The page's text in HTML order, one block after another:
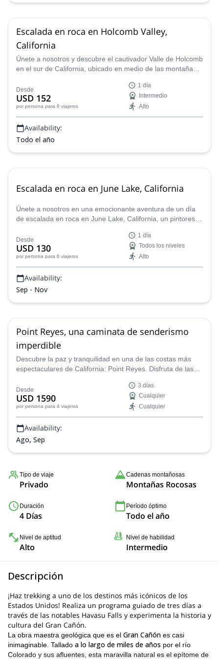
Escalada en roca en Holcomb Valley,
California
Únete a nosotros y descubre el cautivador Valle de Holcomb
en el sur de California, ubicado en medio de las montañas
niveles, esta montaña ofrece una variedad de paisajes de
escalada, que abarca desde placas sencillas hasta
voladizos exigentes.
Desde
USD 152
por persona para 6 viajeros
1 día
Intermedio
Alto
Availability:
Todo el año
Escalada en roca en June Lake, California
Únete a nosotros en una emocionante aventura de un día
de escalada en roca en June Lake, California, un pintoresco
Este. Explora este paraíso para escaladores, con más de
1,000 rutas que varían desde losas amigables para
principiantes hasta voladizos desafiantes.
Desde
USD 130
por persona para 6 viajeros
1 día
Todos los niveles
Alto
Availability:
Sep - Nov
Point Reyes, una caminata de senderismo
imperdible
Descubre la paz y tranquilidad en una de las costas más
espectaculares de California: Point Reyes. Disfruta de las
un guía de montaña certificado.
Desde
USD 1590
por persona para 4 viajeros
3 días
Cualquier
Cualquier
Availability:
Ago, Sep
Tipo de viaje
Privado
Cadenas montañosas
Montañas Rocosas
Duración
4 Días
Período óptimo
Todo el año
Nivel de aptitud
Alto
Nivel de habilidad
Intermedio
Descripción
¡Haz trekking a uno de los destinos más icónicos de los
Estados Unidos! Realiza un programa guiado de tres días a
través de las notables Havasu Falls y experimenta la historia y
cultura del Gran Cañón.
La obra maestra geológica que es el Gran Cañón es casi
inimaginable. Tallado a lo largo de miles de años por el río
Colorado y sus afluentes, esta maravilla natural es el epítome de